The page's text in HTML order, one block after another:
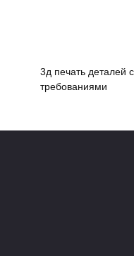
3д печать деталей
требованиями